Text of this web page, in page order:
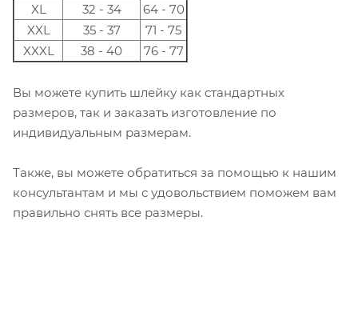
XL
32 - 34
64 - 70
XXL
35 - 37
71 - 75
XXXL
38 - 40 76 - 77
Вы можете купить шлейку как стандартных
размеров, так и заказать изготовление по
индивидуальным размерам.
Также, вы можете обратиться за помощью к нашим
консультантам и мы с удовольствием поможем вам
правильно снять все размеры.